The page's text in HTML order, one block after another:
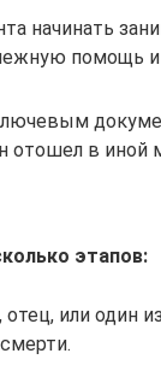
начинать
помощь и
отошел в иной
этапов:
или один